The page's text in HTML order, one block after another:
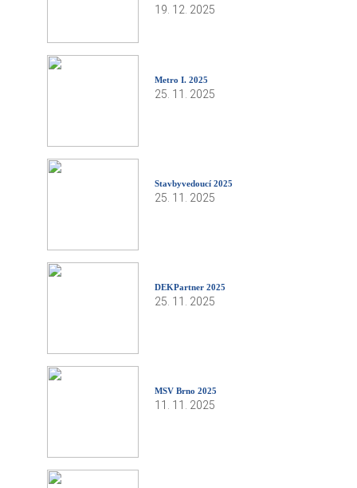
19. 12. 2025
Metro I. 2025
25. 11. 2025
Stavbyvedoucí 2025
25. 11. 2025
DEKPartner 2025
25. 11. 2025
MSV Brno 2025
11. 11. 2025